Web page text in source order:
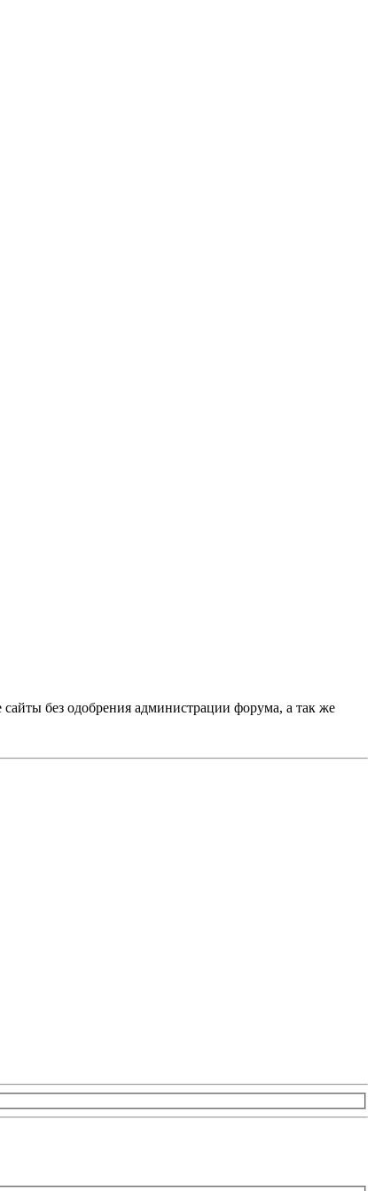
без одобрения администрации форума, а так же